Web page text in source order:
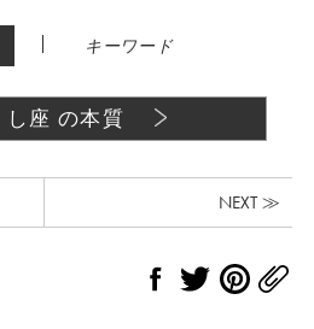
| キーワード
し座 の本質
NEXT ≫